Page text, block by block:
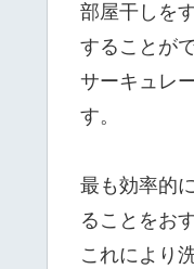
部屋干しを
することが
サーキュレ
す。
最も効率的
ることをお
これにより